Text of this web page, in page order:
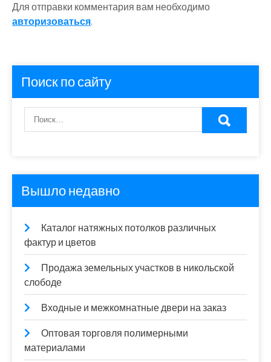
Для отправки комментария вам необходимо
авторизоваться.
Поиск по сайту
Вышло недавно
Каталог натяжных потолков различных
фактур и цветов
Продажа земельных участков в никольской
слободе
Входные и межкомнатные двери на заказ
Оптовая торговля полимерными
материалами